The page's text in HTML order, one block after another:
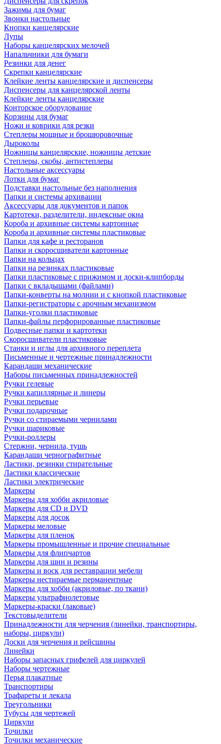
Зажимы для бумаг
Звонки настольные
Кнопки канцелярские
Лупы
Наборы канцелярских мелочей
Напальчники для бумаги
Резинки для денег
Скрепки канцелярские
Клейкие ленты канцелярские и диспенсеры
Диспенсеры для канцелярской ленты
Клейкие ленты канцелярские
Конторское оборудование
Корзины для бумаг
Ножи и коврики для резки
Степлеры мощные и брошюровочные
Дыроколы
Ножницы канцелярские, ножницы детские
Степлеры, скобы, антистеплеры
Настольные аксессуары
Лотки для бумаг
Подставки настольные без наполнения
Папки и системы архивации
Аксессуары для документов и папок
Картотеки, разделители, индексные окна
Короба и архивные системы картонные
Короба и архивные системы пластиковые
Папки для кафе и ресторанов
Папки и скоросшиватели картонные
Папки на кольцах
Папки на резинках пластиковые
Папки пластиковые с прижимом и доски-клипборды
Папки с вкладышами (файлами)
Папки-конверты на молнии и с кнопкой пластиковые
Папки-регистраторы с арочным механизмом
Папки-уголки пластиковые
Папки-файлы перфорированные пластиковые
Подвесные папки и картотеки
Скоросшиватели пластиковые
Станки и иглы для архивного переплета
Письменные и чертежные принадлежности
Карандаши механические
Наборы письменных принадлежностей
Ручки гелевые
Ручки капиллярные и линеры
Ручки перьевые
Ручки подарочные
Ручки со стираемыми чернилами
Ручки шариковые
Ручки-роллеры
Стержни, чернила, тушь
Карандаши чернографитные
Ластики, резинки стирательные
Ластики классические
Ластики электрические
Маркеры
Маркеры для хобби акриловые
Маркеры для CD и DVD
Маркеры для досок
Маркеры меловые
Маркеры для пленок
Маркеры промышленные и прочие специальные
Маркеры для флипчартов
Маркеры для шин и резины
Маркеры и воск для реставрации мебели
Маркеры нестираемые перманентные
Маркеры для хобби (акриловые, по ткани)
Маркеры ультрафиолетовые
Маркеры-краски (лаковые)
Текстовыделители
Принадлежности для черчения (линейки, транспортиры,
наборы, циркули)
Доски для черчения и рейсшины
Линейки
Наборы запасных грифелей для циркулей
Наборы чертежные
Перья плакатные
Транспортиры
Трафареты и лекала
Треугольники
Тубусы для чертежей
Циркули
Точилки
Точилки механические